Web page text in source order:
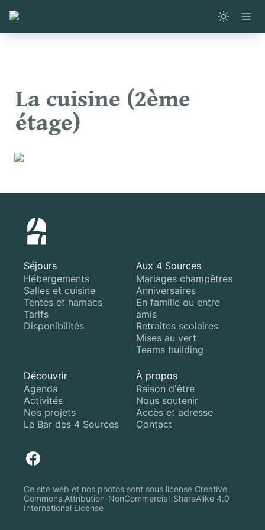
La cuisine (2ème
étage)
Séjours
Hébergements
Salles et cuisine
Tentes et hamacs
Tarifs
Disponibilités
Aux 4 Sources
Mariages champêtres
Anniversaires
En famille ou entre
amis
Retraites scolaires
Mises au vert
Teams building
Découvrir
Agenda
Activités
Nos projets
Le Bar des 4 Sources
À propos
Raison d'être
Nous soutenir
Accès et adresse
Contact
Ce site web et nos photos sont sous license Creative
Commons Attribution-NonCommercial-ShareAlike 4.0
International License